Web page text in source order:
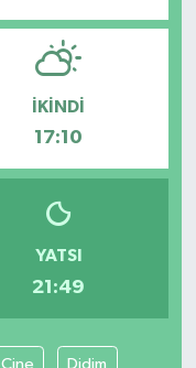
İKINDI
17:10
YATSI
21:49
Çine Didim